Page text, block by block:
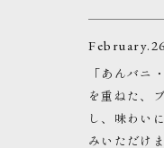
「あんバニ
を重ねた、
し、味わい
みいただけま